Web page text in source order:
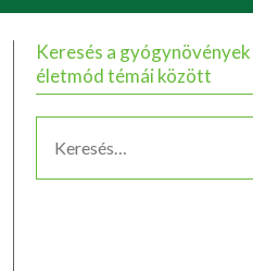
Keresés a
életmód témái között